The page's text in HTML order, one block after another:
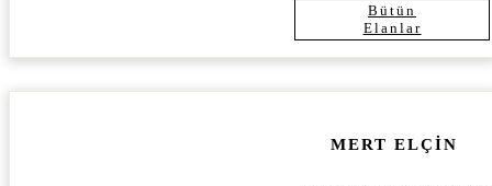
Bütün
Elanlar
MERT ELÇİN